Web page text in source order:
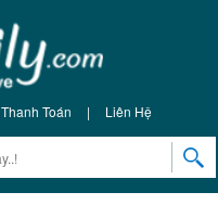
Thanh Toán | Liên Hệ